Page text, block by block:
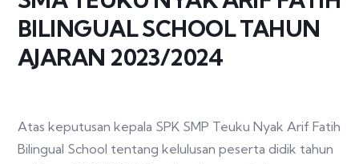
BILINGUAL SCHOOL TAHUN
AJARAN 2023/2024
Atas keputusan kepala SPK SMP Teuku Nyak Arif Fatih
Bilingual School tentang kelulusan peserta didik tahun